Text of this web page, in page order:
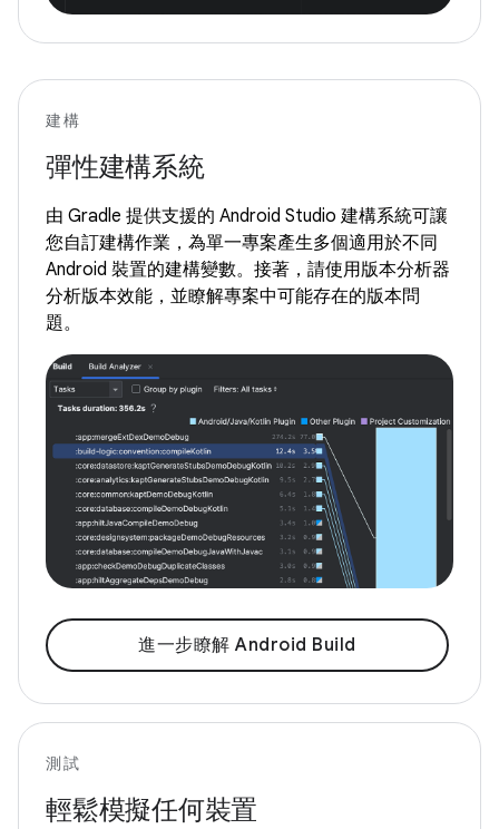
建構
彈性建構系統
由 Gradle 提供支援的 Android Studio 建構系統可讓
您自訂建構作業，為單一專案產生多個適用於不同
Android 裝置的建構變數。接著，請使用版本分析器
分析版本效能，並瞭解專案中可能存在的版本問
題。
進一步瞭解 Android Build
測試
輕鬆模擬任何裝置